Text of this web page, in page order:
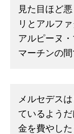
見た目ほど
リとアルフ
アルピーヌ
マーチンの間
メルセデス
ているよう
金を費やし